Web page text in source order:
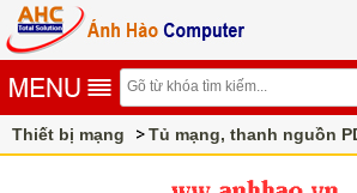
Thiết bị mạng Tủ mạng, thanh nguồn